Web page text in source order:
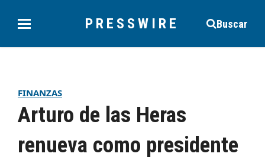
PRESSWIRE Buscar
FINANZAS
Arturo de las Heras
renueva como presidente